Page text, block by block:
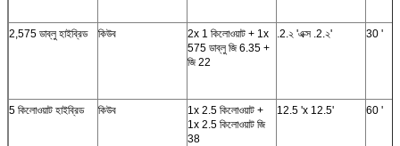
2,575 ডাব্লু হাইব্রিড কিউব
2x 1 কিলোওয়াট + 1x
575 ডাব্লু জি 6.35 +
জি 22
.2.২ 'এক্স .2.২' 30 '
5 কিলোওয়াট হাইব্রিড কিউব
1x 2.5 কিলোওয়াট +
1x 2.5 কিলোওয়াট জি
38
12.5 'x 12.5' 60 '